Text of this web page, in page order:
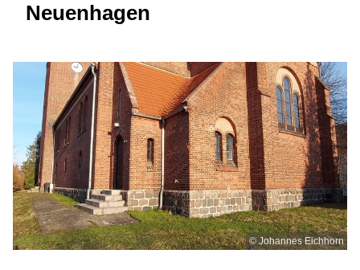
Neuenhagen
© Johannes Eichhorn